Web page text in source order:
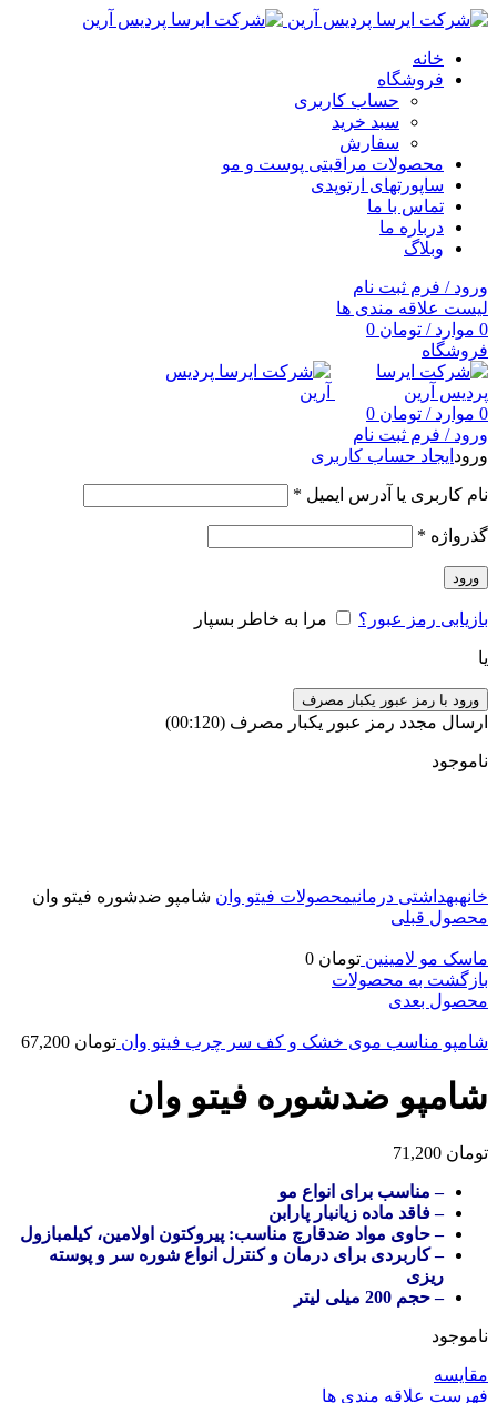
خانه
فروشگاه
حساب کاربری
سبد خرید
سفارش
محصولات مراقبتی پوست و مو
ساپورتهای ارتوپدی
تماس با ما
درباره ما
وبلاگ
ورود / فرم ثبت نام
لیست علاقه مندی ها
0 موارد / تومان
فروشگاه
0 موارد / تومان
ورود / فرم ثبت نام
ورود ایجاد حساب کاربری
نام کاربری یا آدرس ایمیل *
گذرواژه *
ورود
بازیابی رمز عبور؟ مرا به خاطر بسپار
یا
ورود با رمز عبور یکبار مصرف
ارسال مجدد رمز عبور یکبار مصرف (00:
120
)
ناموجود
خانهبهداشتی درمانیمحصولات فیتو وان شامپو ضدشوره فیتو وان
محصول قبلی
ماسک مو لامینین تومان
بازگشت به محصولات
محصول بعدی
شامپو مناسب موی خشک و کف سر چرب فیتو وان تومان
شامپو ضدشوره فیتو وان
تومان
– مناسب برای انواع مو
– فاقد ماده زیانبار پارابن
– حاوی مواد ضدقارچ مناسب: پیروکتون اولامین، کیلمبازول
– کاربردی برای درمان و کنترل انواع شوره سر و پوسته
ریزی
– حجم 200 میلی لیتر
ناموجود
مقایسه
فهرست علاقه مندی ها